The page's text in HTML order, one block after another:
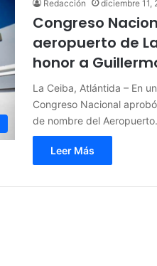
Redacción diciembre 11,
Congreso
aeropuerto de
honor a
La Ceiba, Atlántida – En
Congreso Nacional
de nombre del
Leer Más